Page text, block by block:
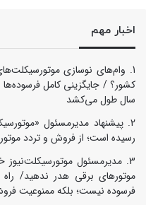
اخبار مهم
وام‌های نوسازی
سال طول می‌کشد
پیشنهاد مدیرمسئول
رسیده است؛ از فروش و تردد
مدیرمسئول
موتورهای برقی هدر ندهید/
فرسوده نیست؛ بلکه ممنوعیت